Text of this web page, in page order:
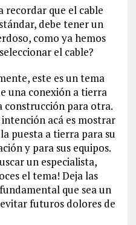
recordar que el cable
debe tener un
como ya hemos
el cable?
este es un tema
una conexión a tierra
construcción para otra.
acá es mostrar
puesta a tierra para su
y para sus equipos.
un especialista,
el tema! Deja las
que sea un
futuros dolores de